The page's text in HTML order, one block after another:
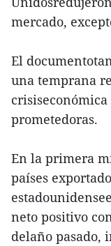
mercado,
El
una temprana
prometedoras.
En la primera
países
neto positivo
delaño pasado,